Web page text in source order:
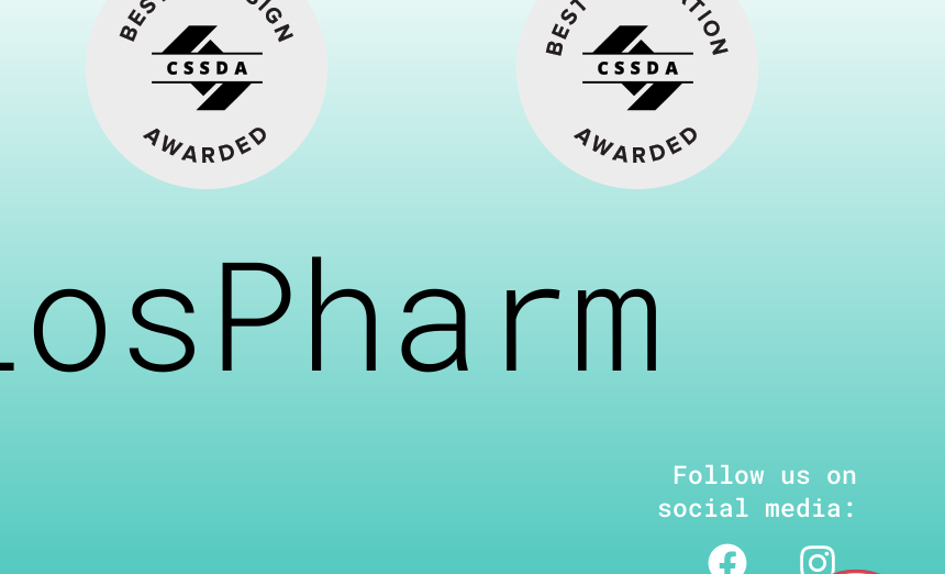
Follow us on
social media: